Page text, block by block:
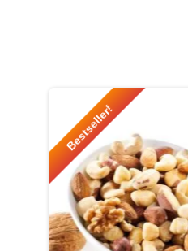
Produktgalerie überspringen
Bestseller!